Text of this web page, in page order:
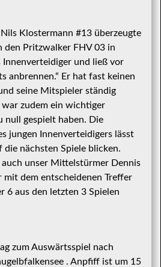
Klostermann #13 überzeugte
den Pritzwalker FHV 03 in
Innenverteidiger und ließ vor
anbrennen.“ Er hat fast keinen
seine Mitspieler ständig
war zudem ein wichtiger
null gespielt haben. Die
jungen Innenverteidigers lässt
nächsten Spiele blicken.
unser Mittelstürmer Dennis
mit dem entscheidenen Treffer
6 aus den letzten 3 Spielen
zum Auswärtsspiel nach
. Anpfiff ist um 15